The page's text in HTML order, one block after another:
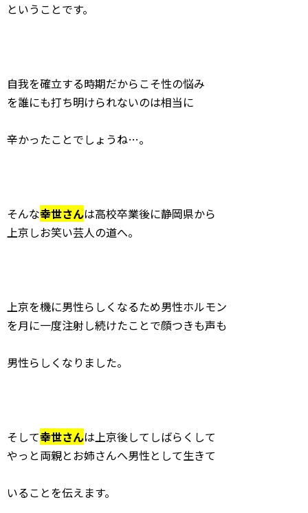
ということです。
自我を確立する時期だからこそ性の悩み
を誰にも打ち明けられないのは相当に
辛かったことでしょうね…。
そんな幸世さんは高校卒業後に静岡県から
上京しお笑い芸人の道へ。
上京を機に男性らしくなるため男性ホルモン
を月に一度注射し続けたことで顔つきも声も
男性らしくなりました。
そして幸世さんは上京後してしばらくして
やっと両親とお姉さんへ男性として生きて
いることを伝えます。